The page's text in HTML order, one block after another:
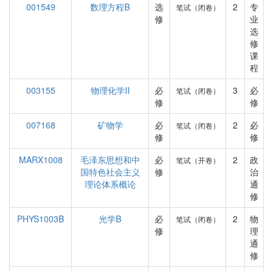
001549 数理方程B
选
修
笔试（闭卷） 2
专
业
选
修
课
程
003155
物理化学II
必
修
笔试（闭卷） 3
必
修
007168
矿物学
必
修
笔试（闭卷） 2
必
修
MARX1008
毛泽东思想和中
国特色社会主义
理论体系概论
必
修
笔试（开卷） 2
政
治
通
修
PHYS1003B
光学B
必
修
笔试（闭卷） 2
物
理
通
修